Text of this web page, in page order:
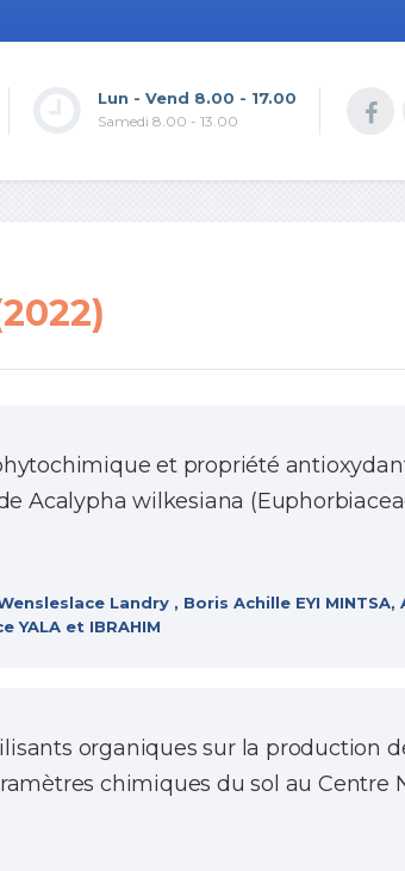
Lun - Vend 8.00 - 17.00
Samedi 8.00 - 13.00
et propriété
Acalypha wilkesiana
Landry , Boris Achille EYI
YALA et IBRAHIM
organiques sur la production
chimiques du sol au Centre